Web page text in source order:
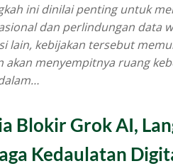
ini dinilai penting untuk
dan perlindungan data
lain, kebijakan tersebut
akan menyempitnya ruang
Blokir Grok AI,
Kedaulatan